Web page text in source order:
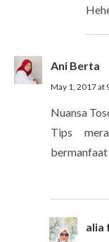
Ani Berta
May 1, 2017 at
Nuansa
Tips
bermanfaat
alia